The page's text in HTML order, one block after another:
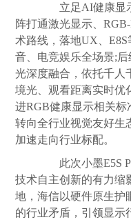
立足AI健康显示
阵打通激光显示、
术路线，落地UX、
音 、电竞娱乐全场景;
光深度融合，依托千人
境光、观看距离实时优
进RGB健康显示相关
转向全行业视觉友好生
加速走向行业标配。
此次小墨E5S
技术自主创新的有力缩
地，海信以硬件原生护
的行业矛盾，引领显示